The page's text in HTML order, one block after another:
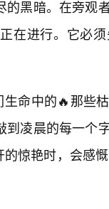
黑暗。在旁观
在进行。它必
命中的🔥那些
凌晨的每一个
惊艳时，会感慨